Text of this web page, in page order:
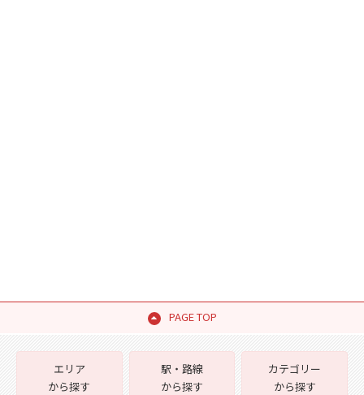
PAGE TOP
エリア
から探す
駅・路線
から探す
カテゴリー
から探す